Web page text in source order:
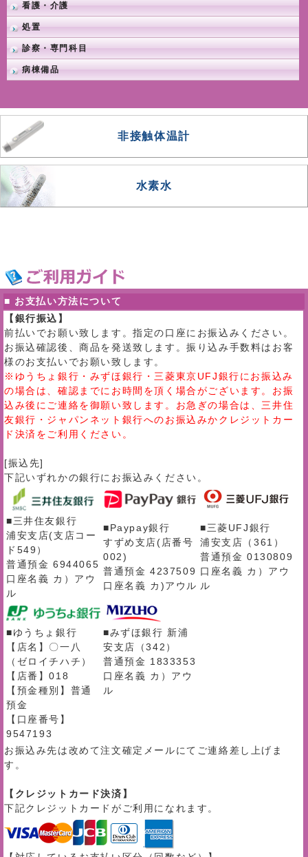
看護・介護
処置
診察・専門科目
病棟備品
非接触体温計
水素水
■ お支払い方法について
【銀行振込】
前払いでお願い致します。指定の口座にお振込みください。
お振込確認後、商品を発送致します。振り込み手数料はお客
様のお支払いでお願い致します。
※ゆうちょ銀行・みずほ銀行・三菱東京UFJ銀行にお振込み
の場合は、確認までにお時間を頂く場合がございます。お振
込み後にご連絡を御願い致します。お急ぎの場合は、三井住
友銀行・ジャパンネット銀行へのお振込みかクレジットカー
ド決済をご利用ください。
[振込先]
下記いずれかの銀行にお振込みください。
■三井住友銀行
浦安支店(支店コー
ド549）
普通預金 6944065
口座名義 カ）アウ
ル
■Paypay銀行
すずめ支店(店番号
002)
普通預金 4237509
口座名義 カ)アウル
■三菱UFJ銀行
浦安支店（361）
普通預金 0130809
口座名義 カ）アウ
ル
■ゆうちょ銀行
【店名】〇一八
（ゼロイチハチ）
【店番】018
【預金種別】普通
預金
【口座番号】
9547193
■みずほ銀行 新浦
安支店（342）
普通預金 1833353
口座名義 カ）アウ
ル
お振込み先は改めて注文確定メールにてご連絡差し上げま
す。
【クレジットカード決済】
下記クレジットカードがご利用になれます。